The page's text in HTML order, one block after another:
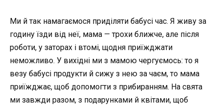
Ми й так намагаємося приділяти бабусі час. Я живу за
годину їзди від неї, мама — трохи ближче, але після
роботи, у заторах і втомі, щодня приїжджати
неможливо. У вихідні ми з мамою чергуємось: то я
везу бабусі продукти й сижу з нею за чаєм, то мама
приїжджає, щоб допомогти з прибиранням. На свята
ми завжди разом, з подарунками й квітами, щоб